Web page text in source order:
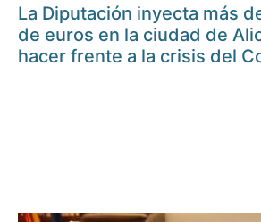
La Diputación inyecta más
de euros en la ciudad de
hacer frente a la crisis del